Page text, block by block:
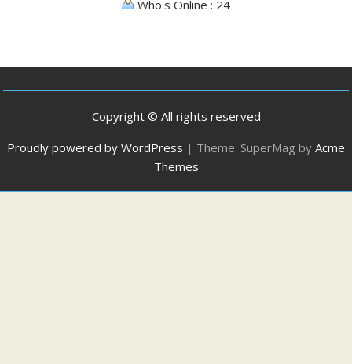
Who's Online : 24
Copyright © All rights reserved
Proudly powered by WordPress | Theme: SuperMag by Acme
Themes